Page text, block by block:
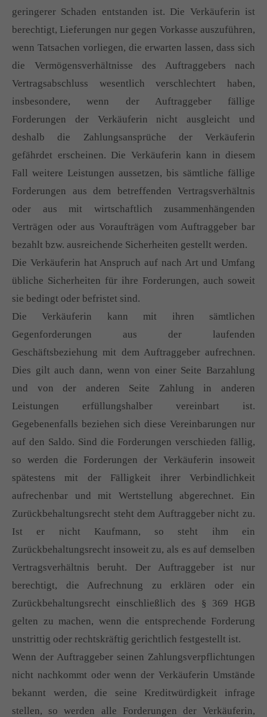
geringerer Schaden entstanden ist. Die Verkäuferin ist
berechtigt, Lieferungen nur gegen Vorkasse auszuführen,
wenn Tatsachen vorliegen, die erwarten lassen, dass sich
die Vermögensverhältnisse des Auftraggebers nach
Vertragsabschluss wesentlich verschlechtert haben,
insbesondere, wenn der Auftraggeber fällige
Forderungen der Verkäuferin nicht ausgleicht und
deshalb die Zahlungsansprüche der Verkäuferin
gefährdet erscheinen. Die Verkäuferin kann in diesem
Fall weitere Leistungen aussetzen, bis sämtliche fällige
Forderungen aus dem betreffenden Vertragsverhältnis
oder aus mit wirtschaftlich zusammenhängenden
Verträgen oder aus Voraufträgen vom Auftraggeber bar
bezahlt bzw. ausreichende Sicherheiten gestellt werden.
Die Verkäuferin hat Anspruch auf nach Art und Umfang
übliche Sicherheiten für ihre Forderungen, auch soweit
sie bedingt oder befristet sind.
Die Verkäuferin kann mit ihren sämtlichen
Gegenforderungen aus der laufenden
Geschäftsbeziehung mit dem Auftraggeber aufrechnen.
Dies gilt auch dann, wenn von einer Seite Barzahlung
und von der anderen Seite Zahlung in anderen
Leistungen erfüllungshalber vereinbart ist.
Gegebenenfalls beziehen sich diese Vereinbarungen nur
auf den Saldo. Sind die Forderungen verschieden fällig,
so werden die Forderungen der Verkäuferin insoweit
spätestens mit der Fälligkeit ihrer Verbindlichkeit
aufrechenbar und mit Wertstellung abgerechnet. Ein
Zurückbehaltungsrecht steht dem Auftraggeber nicht zu.
Ist er nicht Kaufmann, so steht ihm ein
Zurückbehaltungsrecht insoweit zu, als es auf demselben
Vertragsverhältnis beruht. Der Auftraggeber ist nur
berechtigt, die Aufrechnung zu erklären oder ein
Zurückbehaltungsrecht einschließlich des § 369 HGB
gelten zu machen, wenn die entsprechende Forderung
unstrittig oder rechtskräftig gerichtlich festgestellt ist.
Wenn der Auftraggeber seinen Zahlungsverpflichtungen
nicht nachkommt oder wenn der Verkäuferin Umstände
bekannt werden, die seine Kreditwürdigkeit infrage
stellen, so werden alle Forderungen der Verkäuferin,